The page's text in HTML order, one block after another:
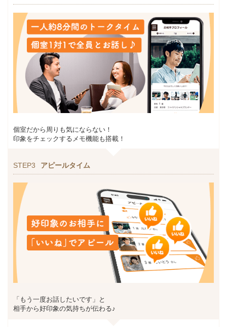
個室だから周りも気にならない！
印象をチェックするメモ機能も搭載！
STEP3 アピールタイム
「もう一度お話したいです」と
相手から好印象の気持ちが伝わる♪